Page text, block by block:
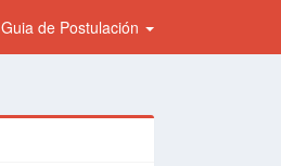
Guia de Postulación